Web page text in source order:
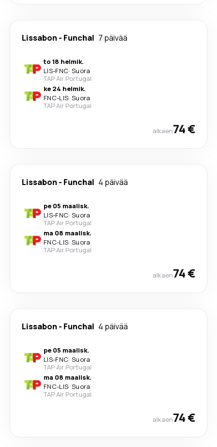
Lissabon - Funchal 7 päivää
to 18 helmik.
LIS-FNC· Suora
TAP Air Portugal
ke 24 helmik.
FNC-LIS· Suora
TAP Air Portugal
alkaen74 €
Lissabon - Funchal 4 päivää
pe 05 maalisk.
LIS-FNC· Suora
TAP Air Portugal
ma 08 maalisk.
FNC-LIS· Suora
TAP Air Portugal
alkaen74 €
Lissabon - Funchal 4 päivää
pe 05 maalisk.
LIS-FNC· Suora
TAP Air Portugal
ma 08 maalisk.
FNC-LIS· Suora
TAP Air Portugal
alkaen74 €